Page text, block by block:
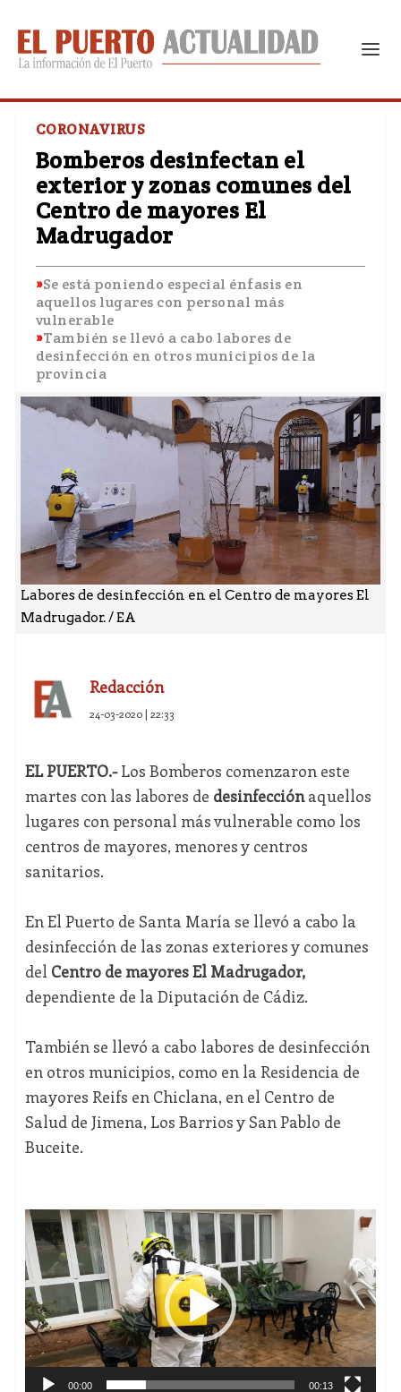
CORONAVIRUS
Bomberos desinfectan el
exterior y zonas comunes del
Centro de mayores El
Madrugador
Se está poniendo especial énfasis en
aquellos lugares con personal más
vulnerable
También se llevó a cabo labores de
desinfección en otros municipios de la
provincia
Labores de desinfección en el Centro de mayores El
Madrugador. / EA
Redacción
24-03-2020 | 22:33
EL PUERTO.-Los Bomberos comenzaron este
martes con las labores de desinfecciónaquellos
lugares con personal más vulnerable como los
centros de mayores, menores y centros
sanitarios.
En El Puerto de Santa María se llevó a cabo la
desinfección de las zonas exteriores y comunes
del Centro de mayores El Madrugador,
dependiente de la Diputación de Cádiz.
También se llevó a cabo labores de desinfección
en otros municipios, como en la Residencia de
mayores Reifs en Chiclana, en el Centro de
Salud de Jimena, Los Barrios y San Pablo de
Buceite.
Reproductor
de
vídeo
00:00 00:13